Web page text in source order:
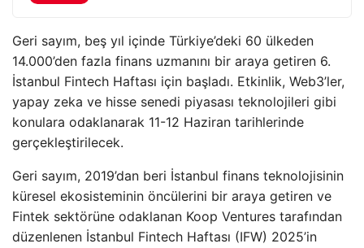
Geri sayım, beş yıl içinde Türkiye’deki 60 ülkeden
14.000’den fazla finans uzmanını bir araya getiren 6.
İstanbul Fintech Haftası için başladı. Etkinlik, Web3’ler,
yapay zeka ve hisse senedi piyasası teknolojileri gibi
konulara odaklanarak 11-12 Haziran tarihlerinde
gerçekleştirilecek.
Geri sayım, 2019’dan beri İstanbul finans teknolojisinin
küresel ekosisteminin öncülerini bir araya getiren ve
Fintek sektörüne odaklanan Koop Ventures tarafından
düzenlenen İstanbul Fintech Haftası (IFW) 2025’in